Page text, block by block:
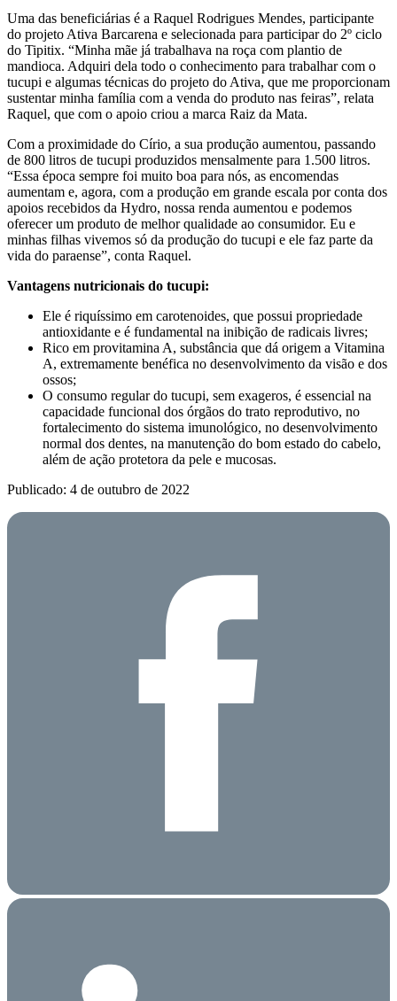
Uma das beneficiárias é a Raquel Rodrigues Mendes, participante
do projeto Ativa Barcarena e selecionada para participar do 2º ciclo
do Tipitix. “Minha mãe já trabalhava na roça com plantio de
mandioca. Adquiri dela todo o conhecimento para trabalhar com o
tucupi e algumas técnicas do projeto do Ativa, que me proporcionam
sustentar minha família com a venda do produto nas feiras”, relata
Raquel, que com o apoio criou a marca Raiz da Mata.
Com a proximidade do Círio, a sua produção aumentou, passando
de 800 litros de tucupi produzidos mensalmente para 1.500 litros.
“Essa época sempre foi muito boa para nós, as encomendas
aumentam e, agora, com a produção em grande escala por conta dos
apoios recebidos da Hydro, nossa renda aumentou e podemos
oferecer um produto de melhor qualidade ao consumidor. Eu e
minhas filhas vivemos só da produção do tucupi e ele faz parte da
vida do paraense”, conta Raquel.
Vantagens nutricionais do tucupi:
Ele é riquíssimo em carotenoides, que possui propriedade
antioxidante e é fundamental na inibição de radicais livres;
Rico em provitamina A, substância que dá origem a Vitamina
A, extremamente benéfica no desenvolvimento da visão e dos
ossos;
O consumo regular do tucupi, sem exageros, é essencial na
capacidade funcional dos órgãos do trato reprodutivo, no
fortalecimento do sistema imunológico, no desenvolvimento
normal dos dentes, na manutenção do bom estado do cabelo,
além de ação protetora da pele e mucosas.
Publicado: 4 de outubro de 2022